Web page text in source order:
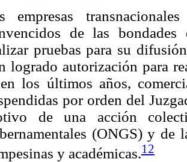
empresas
de las
pruebas para su
logrado autorización para
los últimos años,
por orden del
de una acción
(ONGS) y de
y académicas.12